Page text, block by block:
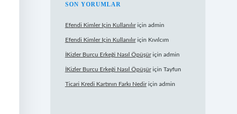
SON YORUMLAR
Efendi Kimler Için Kullanılıriçin admin
Efendi Kimler Için Kullanılıriçin Kıvılcım
İKizler Burcu Erkeği Nasıl Öpüşüriçin admin
İKizler Burcu Erkeği Nasıl Öpüşüriçin Tayfun
Ticari Kredi Kartının Farkı Nediriçin admin